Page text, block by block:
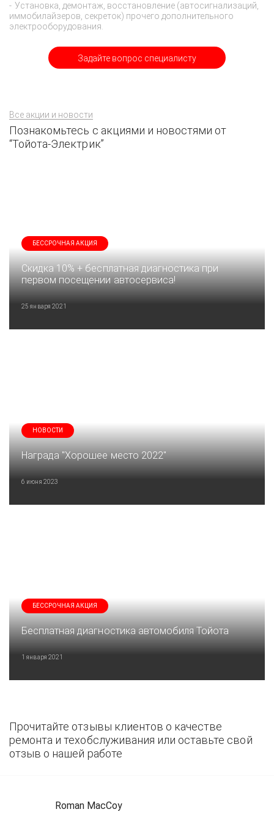
Задайте вопрос специалисту
Установка, демонтаж, восстановление (автосигнализаций,
иммобилайзеров, секреток) прочего дополнительного
электрооборудования.
Все акции и новости
Познакомьтесь с акциями и новостями от
“Тойота-Электрик”
БЕССРОЧНАЯ АКЦИЯ
Скидка 10% + бесплатная диагностика при
первом посещении автосервиса!
25 января 2021
НОВОСТИ
Награда "Хорошее место 2022"
6 июня 2023
БЕССРОЧНАЯ АКЦИЯ
Бесплатная диагностика автомобиля Тойота
1 января 2021
Прочитайте отзывы клиентов о качестве
ремонта и техобслуживания или оставьте свой
отзыв о нашей работе
Roman MacCoy